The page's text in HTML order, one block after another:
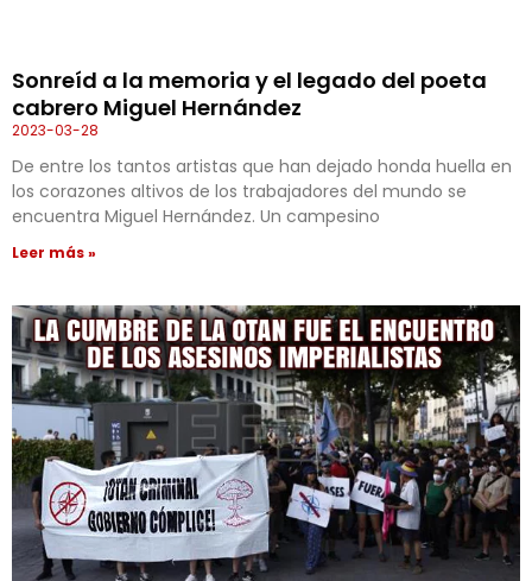
Sonreíd a la memoria y el legado del poeta
cabrero Miguel Hernández
2023-03-28
De entre los tantos artistas que han dejado honda huella en
los corazones altivos de los trabajadores del mundo se
encuentra Miguel Hernández. Un campesino
Leer más »